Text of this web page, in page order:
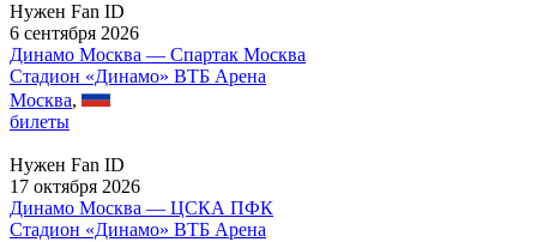
Нужен Fan ID
6 сентября 2026
Динамо Москва — Спартак Москва
Стадион «Динамо» ВТБ Арена
Москва,
билеты
Нужен Fan ID
17 октября 2026
Динамо Москва — ЦСКА ПФК
Стадион «Динамо» ВТБ Арена